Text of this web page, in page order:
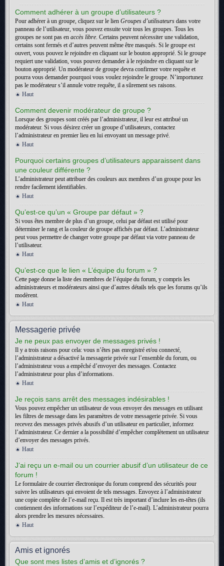
Comment adhérer à un groupe d’utilisateurs ?
Pour adhérer à un groupe, cliquez sur le lien Groupes d’utilisateurs dans votre
panneau de l’utilisateur, vous pouvez ensuite voir tous les groupes. Tous les
groupes ne sont pas en accès libre. Certains peuvent nécessiter une validation,
certains sont fermés et d’autres peuvent même être masqués. Si le groupe est
ouvert, vous pouvez le rejoindre en cliquant sur le bouton approprié. Si le groupe
requiert une validation, vous pouvez demander à le rejoindre en cliquant sur le
bouton approprié. Un modérateur de groupe devra confirmer votre requête et
pourra vous demander pourquoi vous voulez rejoindre le groupe. N’importunez
pas le modérateur s’il annule votre requête, il a sûrement ses raisons.
Haut
Comment devenir modérateur de groupe ?
Lorsque des groupes sont créés par l’administrateur, il leur est attribué un
modérateur. Si vous désirez créer un groupe d’utilisateurs, contactez
l’administrateur en premier lieu en lui envoyant un message privé.
Haut
Pourquoi certains groupes d’utilisateurs apparaissent dans
une couleur différente ?
L’administrateur peut attribuer des couleurs aux membres d’un groupe pour les
rendre facilement identifiables.
Haut
Qu’est-ce qu’un « Groupe par défaut » ?
Si vous êtes membre de plus d’un groupe, celui par défaut est utilisé pour
déterminer le rang et la couleur de groupe affichés par défaut. L’administrateur
peut vous permettre de changer votre groupe par défaut via votre panneau de
l’utilisateur.
Haut
Qu’est-ce que le lien « L’équipe du forum » ?
Cette page donne la liste des membres de l’équipe du forum, y compris les
administrateurs et modérateurs ainsi que d’autres détails tels que les forums qu’ils
modèrent.
Haut
Messagerie privée
Je ne peux pas envoyer de messages privés !
Il y a trois raisons pour cela: vous n’êtes pas enregistré et/ou connecté,
l’administrateur a désactivé la messagerie privée sur l’ensemble du forum, ou
l’administrateur vous a empêché d’envoyer des messages. Contactez
l’administrateur pour plus d’informations.
Haut
Je reçois sans arrêt des messages indésirables !
Vous pouvez empêcher un utilisateur de vous envoyer des messages en utilisant
les filtres de message dans les paramètres de votre messagerie privée. Si vous
recevez des messages privés abusifs d’un utilisateur en particulier, informez
l’administrateur. Ce dernier a la possibilité d’empêcher complètement un utilisateur
d’envoyer des messages privés.
Haut
J’ai reçu un e-mail ou un courrier abusif d’un utilisateur de ce
forum !
Le formulaire de courrier électronique du forum comprend des sécurités pour
suivre les utilisateurs qui envoient de tels messages. Envoyez à l’administrateur
une copie complète de l’e-mail reçu. Il est très important d’inclure les en-têtes (ils
contiennent des informations sur l’expéditeur de l’e-mail). L’administrateur pourra
alors prendre les mesures nécessaires.
Haut
Amis et ignorés
Que sont mes listes d’amis et d’ignorés ?